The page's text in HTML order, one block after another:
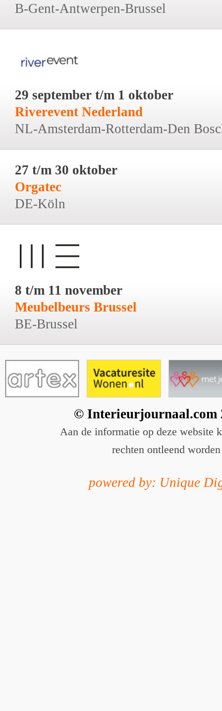
B-Gent-Antwerpen-Brussel
29 september t/m 1 oktober
Riverevent Nederland
NL-Amsterdam-Rotterdam-Den
27 t/m 30 oktober
Orgatec
DE-Köln
8 t/m 11 november
Meubelbeurs Brussel
BE-Brussel
© Interieurjournaal.com
Aan de informatie op deze website
rechten ontleend worden
powered by: Unique